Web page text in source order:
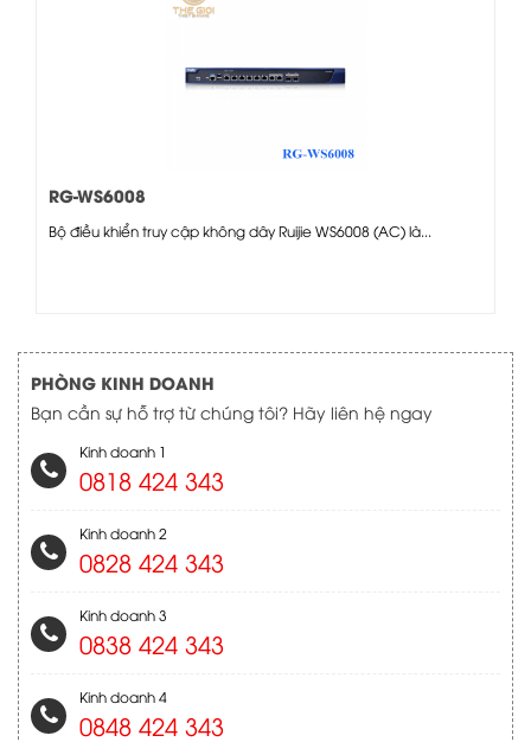
RG-WS6008
Bộ điều khiển truy cập không dây Ruijie WS6008 (AC) là...
PHÒNG KINH DOANH
Bạn cần sự hỗ trợ từ chúng tôi? Hãy liên hệ ngay
Kinh doanh 1
0818 424 343
Kinh doanh 2
0828 424 343
Kinh doanh 3
0838 424 343
Kinh doanh 4
0848 424 343